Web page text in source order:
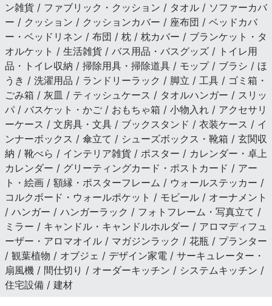
ン雑貨 / ファブリック・クッション / タオル / ソファーカバ
ー / クッション / クッションカバー / 座布団 / ベッドカバ
ー・ベッドリネン / 布団 / 枕 / 枕カバー / ブランケット・タ
オルケット / 生活雑貨 / バス用品・バスグッズ / トイレ用
品・トイレ収納 / 掃除用具・掃除道具 / モップ / ブラシ / ほ
うき / 洗濯用品 / ランドリーラック / 脚立 / 工具 / ゴミ箱・
ごみ箱 / 灰皿 / ティッシュケース / タオルハンガー / スリッ
パ / バスケット・かご / おもちゃ箱 / 小物入れ / アクセサリ
ーケース / 文房具・文具 / ブックスタンド / 衣装ケース / イ
ンナーボックス / 傘立て / シューズボックス・靴箱 / 玄関収
納 / 靴べら / インテリア雑貨 / ポスター / カレンダー・卓上
カレンダー / グリーティングカード・ポストカード / アー
ト・絵画 / 額縁・ポスターフレーム / ウォールステッカー /
コルクボード・ウォールポケット / モビール / オーナメント
/ ハンガー / ハンガーラック / フォトフレーム・写真立て /
ミラー / キャンドル・キャンドルホルダー / アロマディフュ
ーザー・アロマオイル / マガジンラック / 花瓶 / プランター
/ 観葉植物 / オブジェ / デザイン家電 / サーキュレーター・
扇風機 / 間仕切り / オーダーキッチン / システムキッチン /
住宅設備 / 建材